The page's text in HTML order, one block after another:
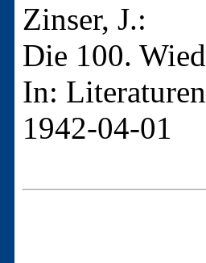
Zinser, J.:
Die 100.
In:
1942-04-01